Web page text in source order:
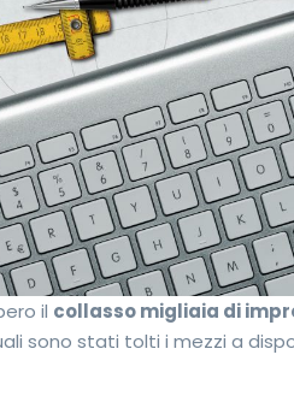
il collasso migliaia di
sono stati tolti i mezzi a